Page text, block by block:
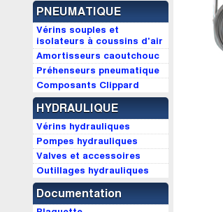
PNEUMATIQUE
Vérins souples et
isolateurs à coussins d'air
Amortisseurs caoutchouc
Préhenseurs pneumatique
Composants Clippard
HYDRAULIQUE
Vérins hydrauliques
Pompes hydrauliques
Valves et accessoires
Outillages hydrauliques
Documentation